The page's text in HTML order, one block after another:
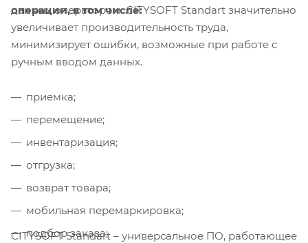
данных оператором. CITYSOFT Standart значительно
увеличивает производительность труда,
минимизирует ошибки, возможные при работе с
ручным вводом данных.
операции, в том числе:
приемка;
перемещение;
инвентаризация;
отгрузка;
возврат товара;
мобильная перемаркировка;
подбор заказа;
CITYSOFT Standart – универсальное ПО, работающее